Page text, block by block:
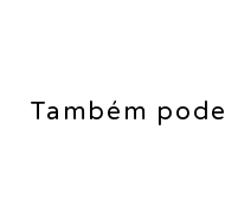
Também